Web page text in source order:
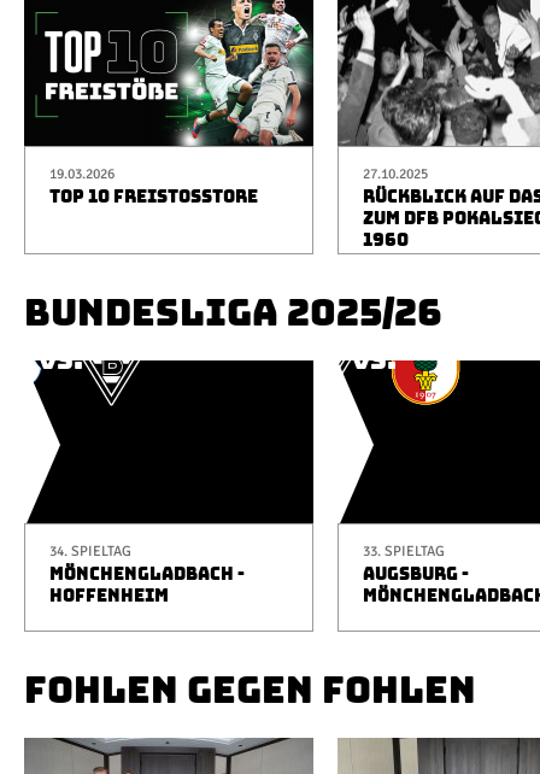
19.03.2026
TOP 10 FREISTOSSTORE
27.10.2025
RÜCKBLICK AUF
ZUM DFB
1960
BUNDESLIGA 2025/26
34. SPIELTAG
MÖNCHENGLADBACH -
HOFFENHEIM
33. SPIELTAG
AUGSBURG -
FOHLEN GEGEN FOHLEN